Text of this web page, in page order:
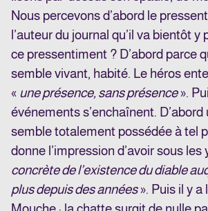
Nous percevons d’abord le
l’auteur du journal qu’il va bientôt y
ce pressentiment ? D’abord parce
semble vivant, habité. Le héros
« une présence, sans présence».
événements s’enchaînent. D’abord
semble totalement possédée à tel
donne l’impression d’avoir sous les
concrète de l’existence du diable
plus depuis des années». Puis il y a